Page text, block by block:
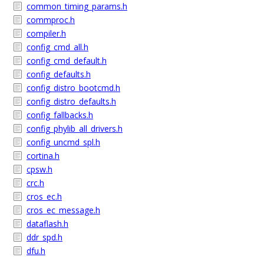
common_timing_params.h
commproc.h
compiler.h
config_cmd_all.h
config_cmd_default.h
config_defaults.h
config_distro_bootcmd.h
config_distro_defaults.h
config_fallbacks.h
config_phylib_all_drivers.h
config_uncmd_spl.h
cortina.h
cpsw.h
crc.h
cros_ec.h
cros_ec_message.h
dataflash.h
ddr_spd.h
dfu.h